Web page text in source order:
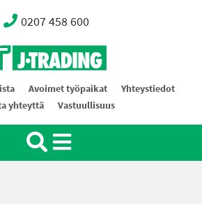
0207 458 600
Trading Ab
Avoimet työpaikat
Yhteystiedot
yhteyttä
Vastuullisuus